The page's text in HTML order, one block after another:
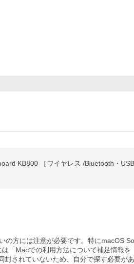
KB800 ［ワイヤレス /Bluetooth・
の方には注意が必要です。特にmacOS So
「Macでの利用方法について補足情報を
封されていないため、自分で探す必要があ